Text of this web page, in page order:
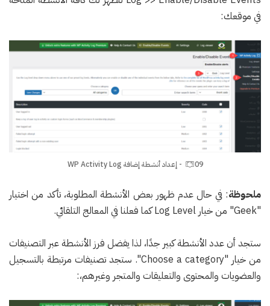
في موقعك:
09- إعداد أنشطة إضافة WP Activity Log
ملحوظة: في حال عدم ظهور بعض الأنشطة المطلوبة، تأكد من اختيار
"Geek" من خيار Log Level كما فعلنا في المعالج التلقائي.
ستجد أن عدد الأنشطة كبير جدًا، لذا يفضل فرز الأنشطة عبر التصنيفات
من خيار "Choose a category". ستجد تصنيفات مرتبطة بالتسجيل
والعضويات والمحتوى والتعليقات والمتجر وغيرهم،: